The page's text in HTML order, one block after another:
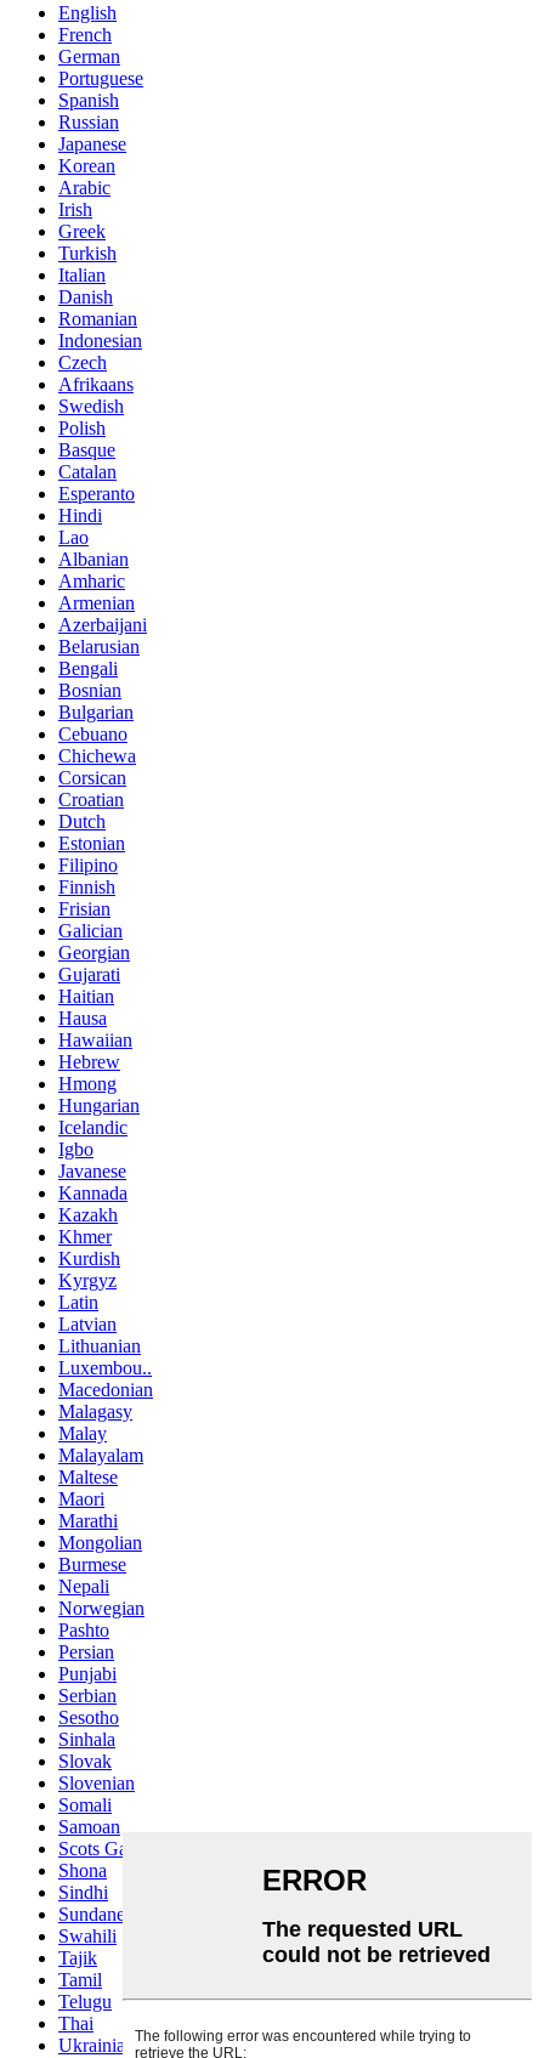
English
French
German
Portuguese
Spanish
Russian
Japanese
Korean
Arabic
Irish
Greek
Turkish
Italian
Danish
Romanian
Indonesian
Czech
Afrikaans
Swedish
Polish
Basque
Catalan
Esperanto
Hindi
Lao
Albanian
Amharic
Armenian
Azerbaijani
Belarusian
Bengali
Bosnian
Bulgarian
Cebuano
Chichewa
Corsican
Croatian
Dutch
Estonian
Filipino
Finnish
Frisian
Galician
Georgian
Gujarati
Haitian
Hausa
Hawaiian
Hebrew
Hmong
Hungarian
Icelandic
Igbo
Javanese
Kannada
Kazakh
Khmer
Kurdish
Kyrgyz
Latin
Latvian
Lithuanian
Luxembou..
Macedonian
Malagasy
Malay
Malayalam
Maltese
Maori
Marathi
Mongolian
Burmese
Nepali
Norwegian
Pashto
Persian
Punjabi
Serbian
Sesotho
Sinhala
Slovak
Slovenian
Somali
Samoan
Scots Gaelic
Shona
Sindhi
Sundanese
Swahili
Tajik
Tamil
Telugu
Thai
Ukrainian